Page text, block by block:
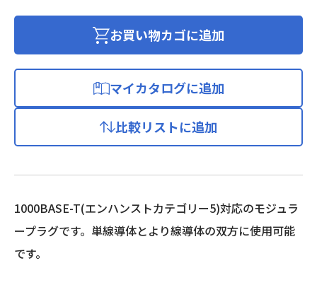
応
プ
グ
個
お買い物カゴに追加
マイカタログに追加
比較リストに追加
1000BASE-T(エンハンストカテゴリー5)対応のモジュラ
ープラグです。単線導体とより線導体の双方に使用可能
です。